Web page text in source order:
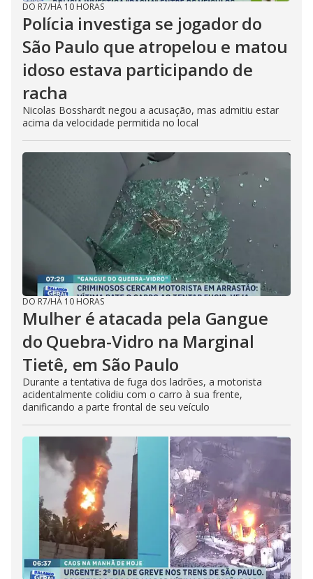
DO R7/HÁ 10 HORAS
Polícia investiga se jogador do
São Paulo que atropelou e matou
idoso estava participando de
racha
Nicolas Bosshardt negou a acusação, mas admitiu estar
acima da velocidade permitida no local
DO R7/HÁ 10 HORAS
Mulher é atacada pela Gangue
do Quebra-Vidro na Marginal
Tietê, em São Paulo
Durante a tentativa de fuga dos ladrões, a motorista
acidentalmente colidiu com o carro à sua frente,
danificando a parte frontal de seu veículo